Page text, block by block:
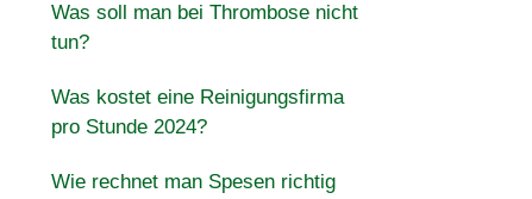
Was soll man bei Thrombose nicht
tun?
Was kostet eine Reinigungsfirma
pro Stunde 2024?
Wie rechnet man Spesen richtig